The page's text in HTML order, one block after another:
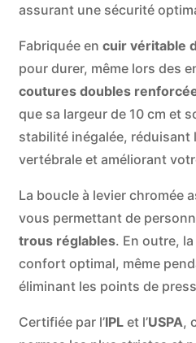
assurant une sécurité
Fabriquée en cuir véritable
pour durer, même lors des
coutures doubles
que sa largeur de 10 cm et
stabilité inégalée,
vertébrale et améliorant
La boucle à levier chromée
vous permettant de
trous réglables. En outre, la
confort optimal, même
éliminant les points de
Certifiée par l’IPL et l’USPA,